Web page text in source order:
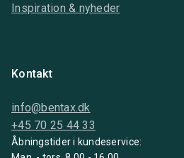
Inspiration & nyheder
Kontakt
info@bentax.dk
+45 70 25 44 33
Åbningstider i kundeservice: